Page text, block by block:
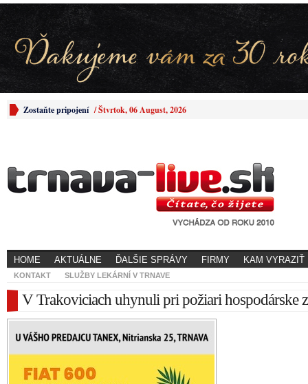
Zostaňte pripojení /Štvrtok, 06 August, 2026
HOME AKTUÁLNE ĎALŠIE SPRÁVY FIRMY KAM VYRAZIŤ
KONTAKT SLUŽBY LEKÁRNÍ V TRNAVE
V Trakoviciach uhynuli pri požiari hospodárske